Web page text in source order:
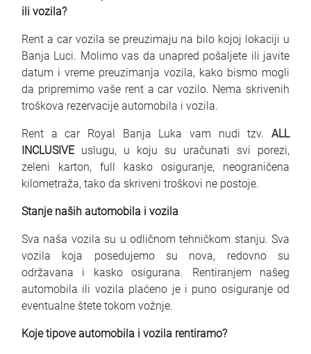
ili vozila?
Rent a car vozila se preuzimaju na bilo kojoj lokaciji u
Banja Luci. Molimo vas da unapred pošaljete ili javite
datum i vreme preuzimanja vozila, kako bismo mogli
da pripremimo vaše rent a car vozilo. Nema skrivenih
troškova rezervacije automobila i vozila.
Rent a car Royal Banja Luka vam nudi tzv. ALL
INCLUSIVE uslugu, u koju su uračunati svi porezi,
zeleni karton, full kasko osiguranje, neograničena
kilometraža, tako da skriveni troškovi ne postoje.
Stanje naših automobila i vozila
Sva naša vozila su u odličnom tehničkom stanju. Sva
vozila koja posedujemo su nova, redovno su
održavana i kasko osigurana. Rentiranjem našeg
automobila ili vozila plaćeno je i puno osiguranje od
eventualne štete tokom vožnje.
Koje tipove automobila i vozila rentiramo?